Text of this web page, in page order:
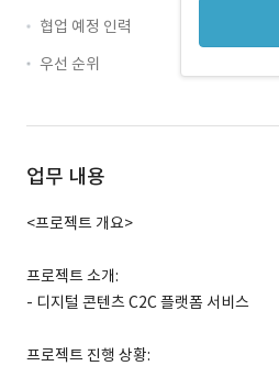
협업 예정 인력
우선 순위
업무 내용
<프로젝트 개요>
프로젝트 소개:
- 디지털 콘텐츠 C2C 플랫폼 서비스
프로젝트 진행 상황: